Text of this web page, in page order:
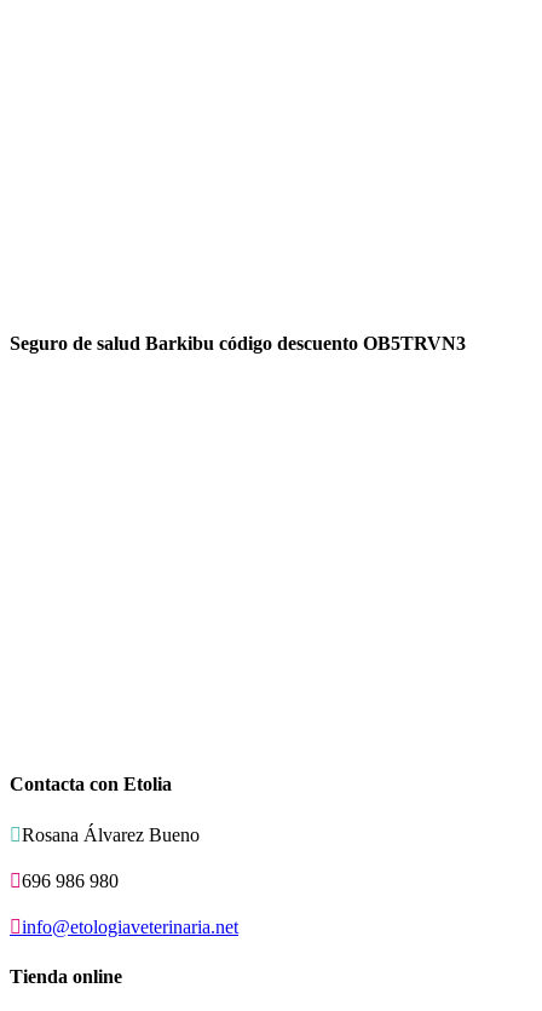
Seguro de salud Barkibu código descuento OB5TRVN3
Contacta con Etolia
Rosana Álvarez Bueno
696 986 980
info@etologiaveterinaria.net
Tienda online